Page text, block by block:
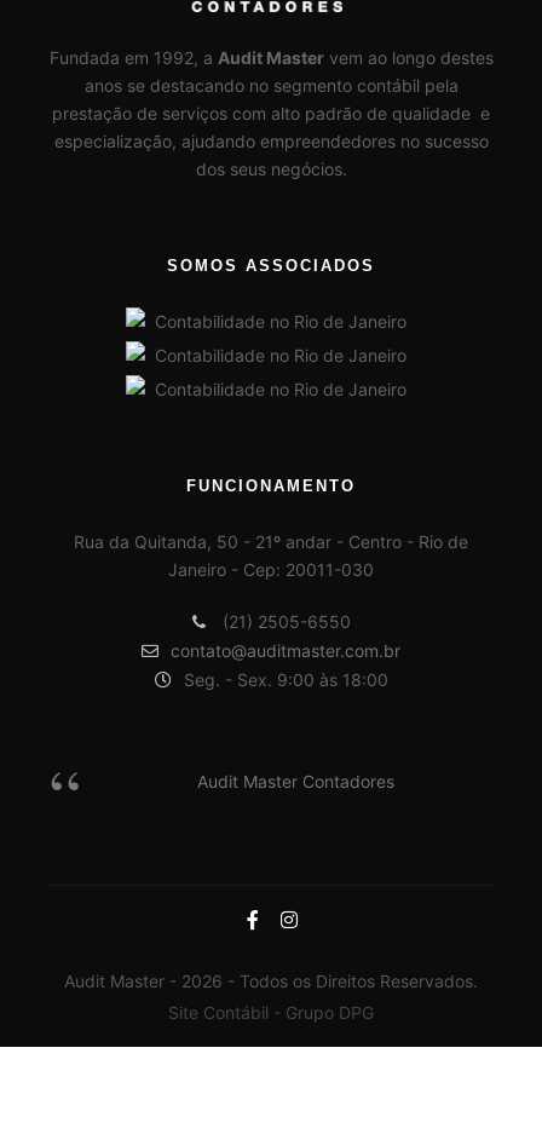
Fundada em 1992, a Audit Mastervem ao longo destes
anos se destacando no segmento contábil pela
prestação de serviços com alto padrão de qualidade e
especialização, ajudando empreendedores no sucesso
dos seus negócios.
SOMOS ASSOCIADOS
FUNCIONAMENTO
Rua da Quitanda, 50 - 21º andar - Centro - Rio de
Janeiro - Cep: 20011-030
(21) 2505-6550
contato@auditmaster.com.br
Seg. - Sex. 9:00 às 18:00
Audit Master Contadores
Audit Master - 2026 - Todos os Direitos Reservados.
Site Contábil - Grupo DPG